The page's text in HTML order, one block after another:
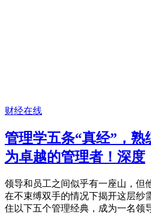
财经在线
管理学五条“真经”，
为卓越的管理者！深度
领导和员工之间似乎有一座山，但
在不束缚双手的情况下揭开这层纱
住以下五个管理经典，成为一名领